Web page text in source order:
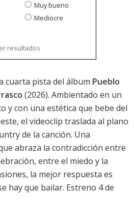
Muy bueno
Mediocre
resultados
cuarta pista del álbum Pueblo
(2026). Ambientado en un
y con una estética que bebe del
el videoclip traslada al plano
de la canción. Una
abraza la contradicción entre
entre el miedo y la
la mejor respuesta es
hay que bailar. Estreno 4 de